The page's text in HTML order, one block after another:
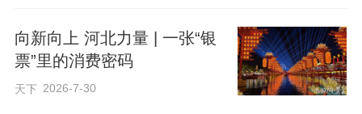
向新向上 河北力量 | 一张“银
票”里的消费密码
天下 2026-7-30